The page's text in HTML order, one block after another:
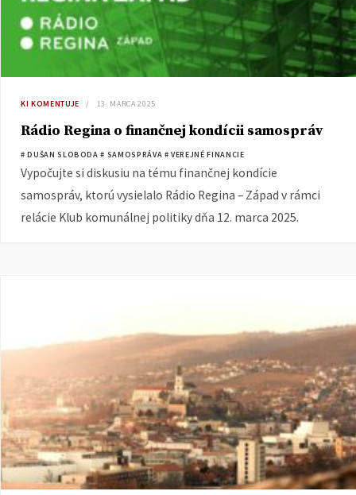
KI KOMENTUJE 13. MARCA 2025
Rádio Regina o finančnej kondícii samospráv
# DUŠAN SLOBODA # SAMOSPRÁVA # VEREJNÉ FINANCIE
Vypočujte si diskusiu na tému finančnej kondície
samospráv, ktorú vysielalo Rádio Regina – Západ v rámci
relácie Klub komunálnej politiky dňa 12. marca 2025.